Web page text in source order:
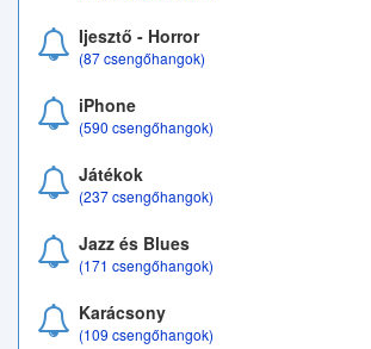
Ijesztő - Horror
(87 csengőhangok)
iPhone
(590 csengőhangok)
Játékok
(237 csengőhangok)
Jazz és Blues
(171 csengőhangok)
Karácsony
(109 csengőhangok)